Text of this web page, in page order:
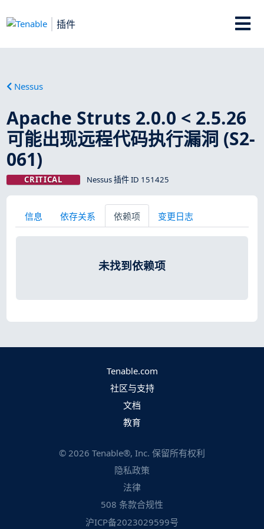
插件
Nessus
Apache Struts 2.0.0 < 2.5.26
可能出现远程代码执行漏洞 (S2-
061)
CRITICAL Nessus 插件 ID 151425
信息 依存关系 依赖项 变更日志
未找到依赖项
Tenable.com
社区与支持
文档
教育
© 2026 Tenable®, Inc. 保留所有权利
隐私政策
法律
508 条款合规性
沪ICP备2023029599号